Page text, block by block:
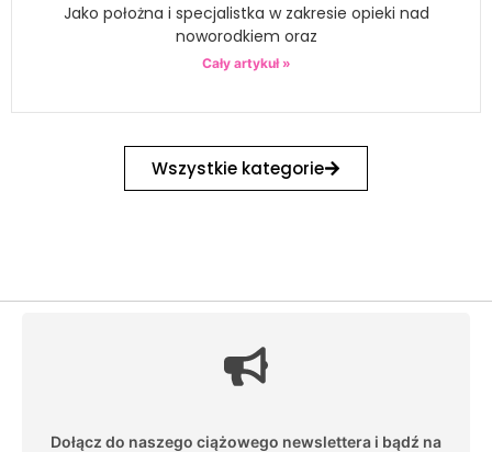
Jako położna i specjalistka w zakresie opieki nad
noworodkiem oraz
Cały artykuł »
Wszystkie kategorie
Dołącz do naszego ciążowego newslettera i bądź na